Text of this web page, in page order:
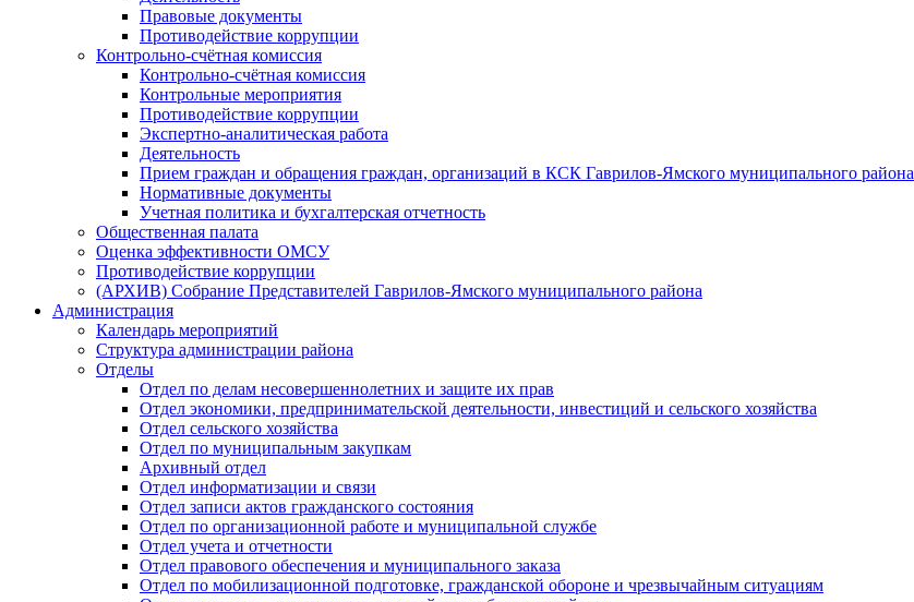
Правовые документы
Противодействие коррупции
Контрольно-счётная комиссия
Контрольно-счётная комиссия
Контрольные мероприятия
Противодействие коррупции
Экспертно-аналитическая работа
Деятельность
Прием граждан и обращения граждан, организаций в КСК Гаврилов-Ямского муниципального района
Нормативные документы
Учетная политика и бухгалтерская отчетность
Общественная палата
Оценка эффективности ОМСУ
Противодействие коррупции
(АРХИВ) Собрание Представителей Гаврилов-Ямского муниципального района
Администрация
Календарь мероприятий
Структура администрации района
Отделы
Отдел по делам несовершеннолетних и защите их прав
Отдел экономики, предпринимательской деятельности, инвестиций и сельского хозяйства
Отдел сельского хозяйства
Отдел по муниципальным закупкам
Архивный отдел
Отдел информатизации и связи
Отдел записи актов гражданского состояния
Отдел по организационной работе и муниципальной службе
Отдел учета и отчетности
Отдел правового обеспечения и муниципального заказа
Отдел по мобилизационной подготовке, гражданской обороне и чрезвычайным ситуациям